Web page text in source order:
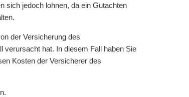
sich jedoch lohnen, da ein Gutachten
der Versicherung des
verursacht hat. In diesem Fall haben Sie
Kosten der Versicherer des